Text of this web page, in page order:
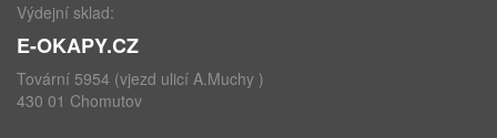
Výdejní sklad:
E-OKAPY.CZ
Tovární 5954 (vjezd ulicí A.Muchy )
430 01 Chomutov